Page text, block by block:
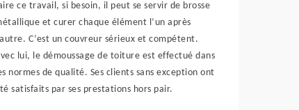
ce travail, si besoin, il peut se servir de brosse
et curer chaque élément l’un après
C’est un couvreur sérieux et compétent.
lui, le démoussage de toiture est effectué dans
normes de qualité. Ses clients sans exception ont
satisfaits par ses prestations hors pair.